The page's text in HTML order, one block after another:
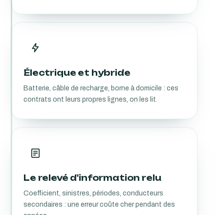
Électrique et hybride
Batterie, câble de recharge, borne à domicile : ces
contrats ont leurs propres lignes, on les lit.
Le relevé d'information relu
Coefficient, sinistres, périodes, conducteurs
secondaires : une erreur coûte cher pendant des